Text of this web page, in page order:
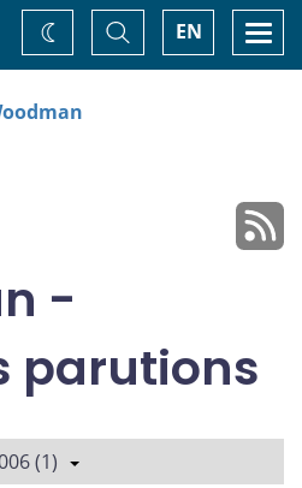
EN
Basculer
la
recherche
Changez
de
-
parutions
(1)